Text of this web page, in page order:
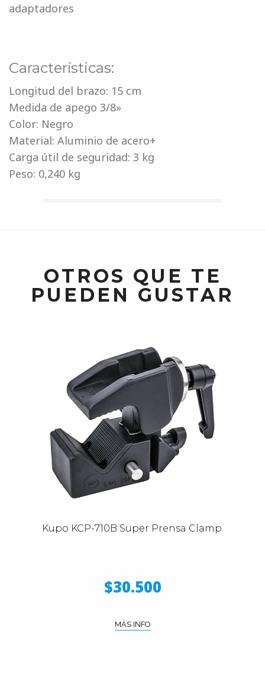
adaptadores
Características:
Longitud del brazo: 15 cm
Medida de apego 3/8»
Color: Negro
Material: Aluminio de acero+
Carga útil de seguridad: 3 kg
Peso: 0,240 kg
OTROS QUE TE
PUEDEN GUSTAR
Kupo KCP-710B Super Prensa Clamp.
$30.500
MÁS INFO